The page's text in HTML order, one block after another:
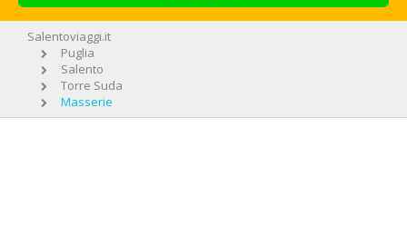
Salentoviaggi.it
Puglia
Salento
Torre Suda
Masserie